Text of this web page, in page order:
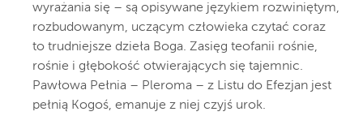
wyrażania się – są opisywane językiem rozwiniętym,
rozbudowanym, uczącym człowieka czytać coraz
to trudniejsze dzieła Boga. Zasięg teofanii rośnie,
rośnie i głębokość otwierających się tajemnic.
Pawłowa Pełnia – Pleroma – z Listu do Efezjan jest
pełnią Kogoś, emanuje z niej czyjś urok.